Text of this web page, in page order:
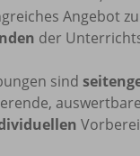
Angebot
der
sind